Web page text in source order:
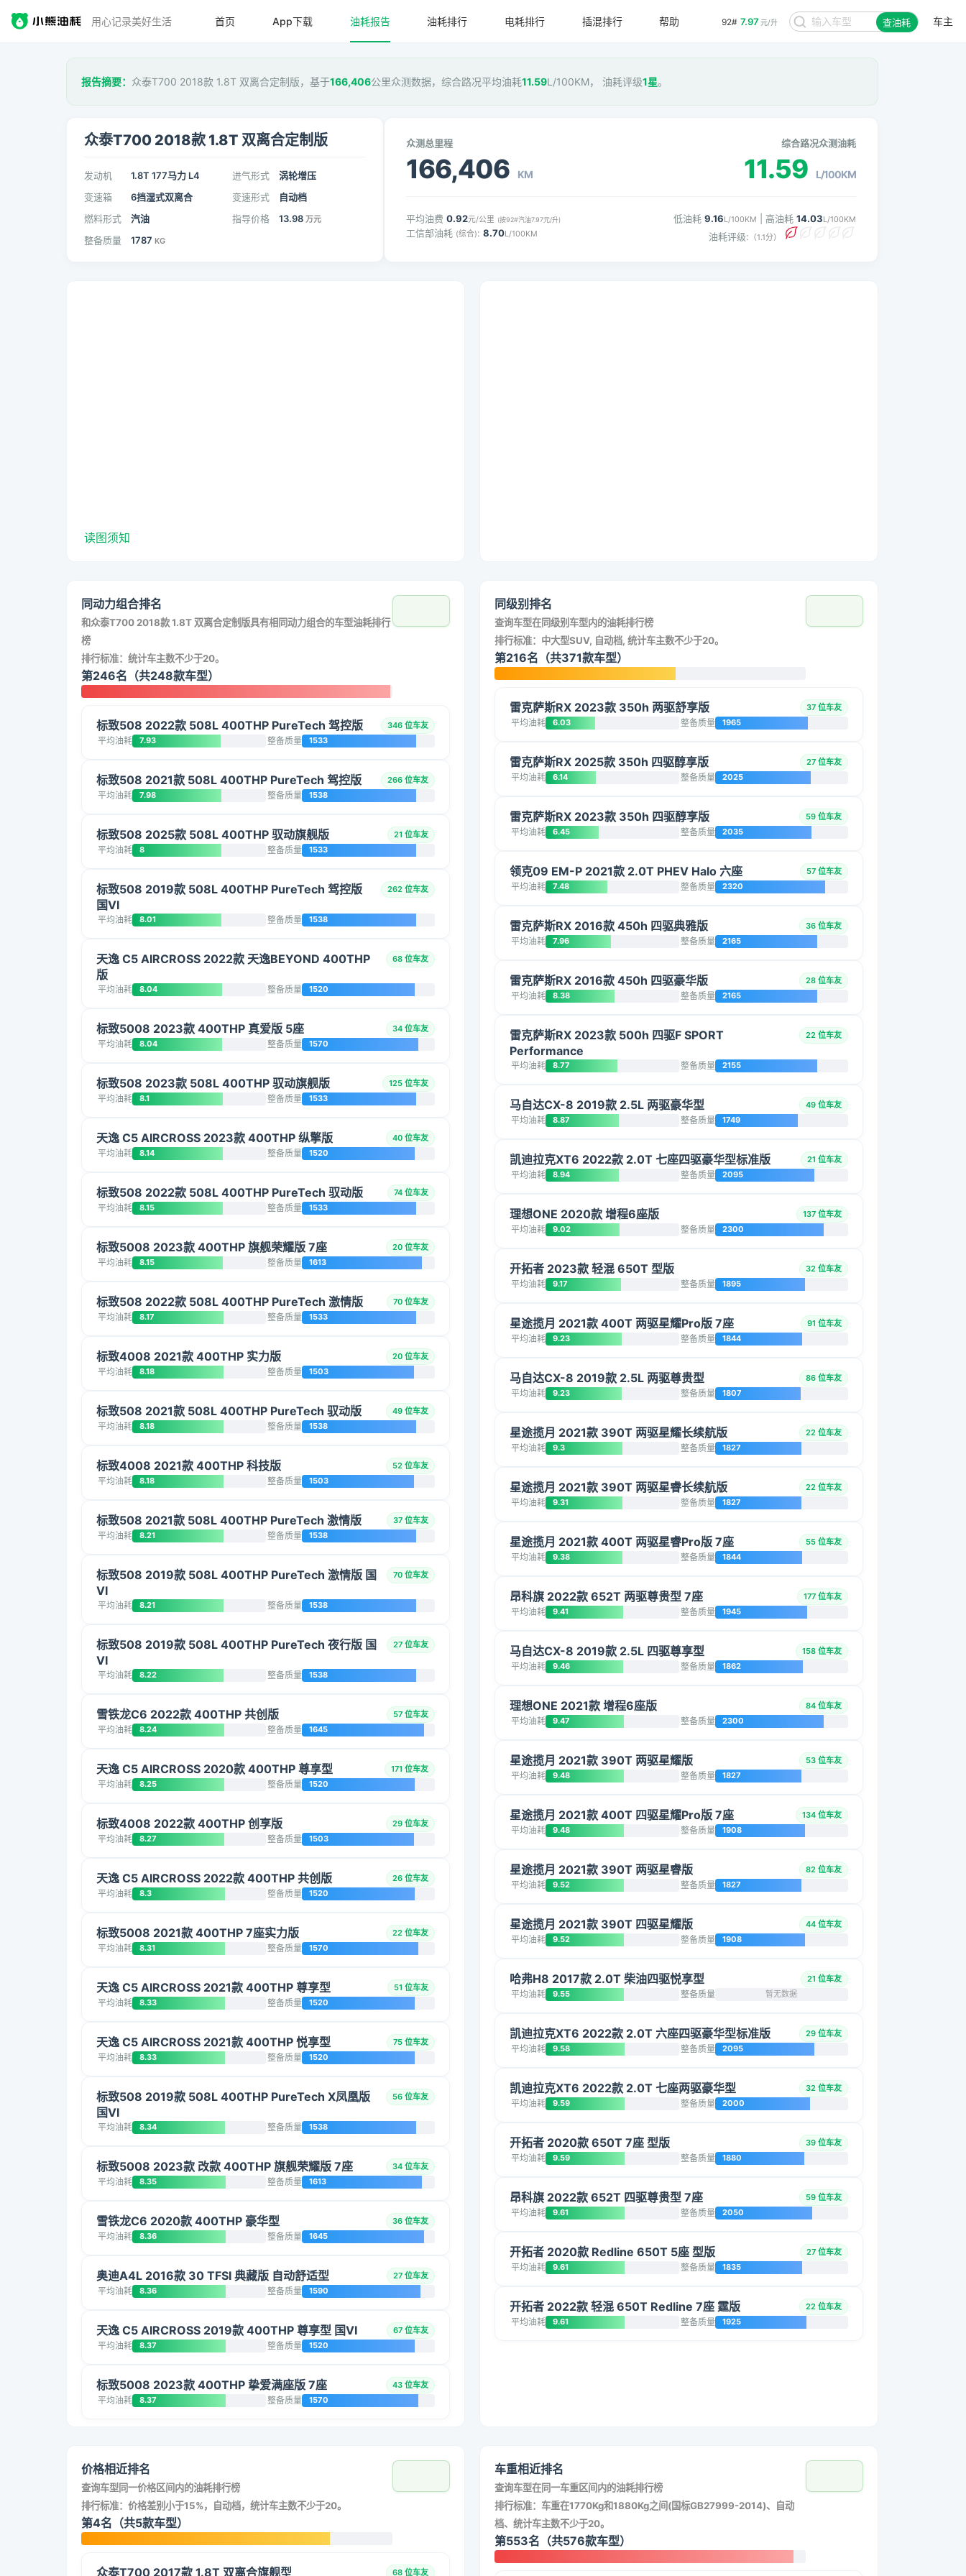
用心记录美好生活 92# 7.97 元/升 查油耗 车主
首页 App下载 油耗报告 油耗排行 电耗排行 插混排行 帮助
报告摘要： 众泰T700 2018款 1.8T 双离合定制版，基于166,406公里众测数据，综合路况平均油耗11.59L/100KM， 油耗评级1星。
众泰T700 2018款 1.8T 双离合定制版
发动机 1.8T 177马力 L4 进气形式
涡轮增压
变速箱
6挡湿式双离合 变速形式
自动档
燃料形式
汽油 指导价格 13.98 万元
整备质量 1787 KG
众测总里程
166,406 KM
综合路况众测油耗
11.59 L/100KM
平均油费 0.92元/公里 (按92#汽油7.97元/升)
工信部油耗 (综合): 8.70L/100KM
低油耗 9.16L/100KM | 高油耗 14.03L/100KM
油耗评级: （1.1分）
读图须知
同动力组合排名
和众泰T700 2018款 1.8T 双离合定制版具有相同动力组合的车型油耗排行
榜
排行标准：统计车主数不少于20。
第246名（共248款车型）
标致508 2022款 508L 400THP PureTech 驾控版 346 位车友
平均油耗 7.93 整备质量 1533
标致508 2021款 508L 400THP PureTech 驾控版 266 位车友
平均油耗 7.98 整备质量 1538
标致508 2025款 508L 400THP 驭动旗舰版 21 位车友
平均油耗 8 整备质量 1533
标致508 2019款 508L 400THP PureTech 驾控版
国VI
262 位车友
平均油耗 8.01 整备质量 1538
天逸 C5 AIRCROSS 2022款 天逸BEYOND 400THP
版
68 位车友
平均油耗 8.04 整备质量 1520
标致5008 2023款 400THP 真爱版 5座 34 位车友
平均油耗 8.04 整备质量 1570
标致508 2023款 508L 400THP 驭动旗舰版 125 位车友
平均油耗 8.1 整备质量 1533
天逸 C5 AIRCROSS 2023款 400THP 纵擎版 40 位车友
平均油耗 8.14 整备质量 1520
标致508 2022款 508L 400THP PureTech 驭动版 74 位车友
平均油耗 8.15 整备质量 1533
标致5008 2023款 400THP 旗舰荣耀版 7座 20 位车友
平均油耗 8.15 整备质量 1613
标致508 2022款 508L 400THP PureTech 激情版 70 位车友
平均油耗 8.17 整备质量 1533
标致4008 2021款 400THP 实力版 20 位车友
平均油耗 8.18 整备质量 1503
标致508 2021款 508L 400THP PureTech 驭动版 49 位车友
平均油耗 8.18 整备质量 1538
标致4008 2021款 400THP 科技版 52 位车友
平均油耗 8.18 整备质量 1503
标致508 2021款 508L 400THP PureTech 激情版 37 位车友
平均油耗 8.21 整备质量 1538
标致508 2019款 508L 400THP PureTech 激情版 国
VI
70 位车友
平均油耗 8.21 整备质量 1538
标致508 2019款 508L 400THP PureTech 夜行版 国
VI
27 位车友
平均油耗 8.22 整备质量 1538
雪铁龙C6 2022款 400THP 共创版 57 位车友
平均油耗 8.24 整备质量 1645
天逸 C5 AIRCROSS 2020款 400THP 尊享型 171 位车友
平均油耗 8.25 整备质量 1520
标致4008 2022款 400THP 创享版 29 位车友
平均油耗 8.27 整备质量 1503
天逸 C5 AIRCROSS 2022款 400THP 共创版 26 位车友
平均油耗 8.3 整备质量 1520
标致5008 2021款 400THP 7座实力版 22 位车友
平均油耗 8.31 整备质量 1570
天逸 C5 AIRCROSS 2021款 400THP 尊享型 51 位车友
平均油耗 8.33 整备质量 1520
天逸 C5 AIRCROSS 2021款 400THP 悦享型 75 位车友
平均油耗 8.33 整备质量 1520
标致508 2019款 508L 400THP PureTech X凤凰版
国VI
56 位车友
平均油耗 8.34 整备质量 1538
标致5008 2023款 改款 400THP 旗舰荣耀版 7座 34 位车友
平均油耗 8.35 整备质量 1613
雪铁龙C6 2020款 400THP 豪华型 36 位车友
平均油耗 8.36 整备质量 1645
奥迪A4L 2016款 30 TFSI 典藏版 自动舒适型 27 位车友
平均油耗 8.36 整备质量 1590
天逸 C5 AIRCROSS 2019款 400THP 尊享型 国VI 67 位车友
平均油耗 8.37 整备质量 1520
标致5008 2023款 400THP 挚爱满座版 7座 43 位车友
平均油耗 8.37 整备质量 1570
同级别排名
查询车型在同级别车型内的油耗排行榜
排行标准：中大型SUV, 自动档, 统计车主数不少于20。
第216名（共371款车型）
雷克萨斯RX 2023款 350h 两驱舒享版 37 位车友
平均油耗 6.03 整备质量 1965
雷克萨斯RX 2025款 350h 四驱醇享版 27 位车友
平均油耗 6.14 整备质量 2025
雷克萨斯RX 2023款 350h 四驱醇享版 59 位车友
平均油耗 6.45 整备质量 2035
领克09 EM-P 2021款 2.0T PHEV Halo 六座 57 位车友
平均油耗 7.48 整备质量 2320
雷克萨斯RX 2016款 450h 四驱典雅版 36 位车友
平均油耗 7.96 整备质量 2165
雷克萨斯RX 2016款 450h 四驱豪华版 28 位车友
平均油耗 8.38 整备质量 2165
雷克萨斯RX 2023款 500h 四驱F SPORT
Performance
22 位车友
平均油耗 8.77 整备质量 2155
马自达CX-8 2019款 2.5L 两驱豪华型 49 位车友
平均油耗 8.87 整备质量 1749
凯迪拉克XT6 2022款 2.0T 七座四驱豪华型标准版 21 位车友
平均油耗 8.94 整备质量 2095
理想ONE 2020款 增程6座版 137 位车友
平均油耗 9.02 整备质量 2300
开拓者 2023款 轻混 650T 型版 32 位车友
平均油耗 9.17 整备质量 1895
星途揽月 2021款 400T 两驱星耀Pro版 7座 91 位车友
平均油耗 9.23 整备质量 1844
马自达CX-8 2019款 2.5L 两驱尊贵型 86 位车友
平均油耗 9.23 整备质量 1807
星途揽月 2021款 390T 两驱星耀长续航版 22 位车友
平均油耗 9.3 整备质量 1827
星途揽月 2021款 390T 两驱星睿长续航版 22 位车友
平均油耗 9.31 整备质量 1827
星途揽月 2021款 400T 两驱星睿Pro版 7座 55 位车友
平均油耗 9.38 整备质量 1844
昂科旗 2022款 652T 两驱尊贵型 7座 177 位车友
平均油耗 9.41 整备质量 1945
马自达CX-8 2019款 2.5L 四驱尊享型 158 位车友
平均油耗 9.46 整备质量 1862
理想ONE 2021款 增程6座版 84 位车友
平均油耗 9.47 整备质量 2300
星途揽月 2021款 390T 两驱星耀版 53 位车友
平均油耗 9.48 整备质量 1827
星途揽月 2021款 400T 四驱星耀Pro版 7座 134 位车友
平均油耗 9.48 整备质量 1908
星途揽月 2021款 390T 两驱星睿版 82 位车友
平均油耗 9.52 整备质量 1827
星途揽月 2021款 390T 四驱星耀版 44 位车友
平均油耗 9.52 整备质量 1908
哈弗H8 2017款 2.0T 柴油四驱悦享型 21 位车友
平均油耗 9.55 整备质量 暂无数据
凯迪拉克XT6 2022款 2.0T 六座四驱豪华型标准版 29 位车友
平均油耗 9.58 整备质量 2095
凯迪拉克XT6 2022款 2.0T 七座两驱豪华型 32 位车友
平均油耗 9.59 整备质量 2000
开拓者 2020款 650T 7座 型版 39 位车友
平均油耗 9.59 整备质量 1880
昂科旗 2022款 652T 四驱尊贵型 7座 59 位车友
平均油耗 9.61 整备质量 2050
开拓者 2020款 Redline 650T 5座 型版 27 位车友
平均油耗 9.61 整备质量 1835
开拓者 2022款 轻混 650T Redline 7座 霆版 22 位车友
平均油耗 9.61 整备质量 1925
价格相近排名
查询车型同一价格区间内的油耗排行榜
排行标准：价格差别小于15%，自动档，统计车主数不少于20。
第4名（共5款车型）
众泰T700 2017款 1.8T 双离合旗舰型 68 位车友
车重相近排名
查询车型在同一车重区间内的油耗排行榜
排行标准：车重在1770Kg和1880Kg之间(国标GB27999-2014)、自动
档、统计车主数不少于20。
第553名（共576款车型）